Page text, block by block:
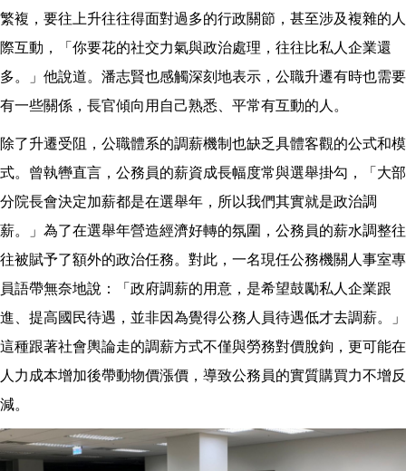
繁複，要往上升往往得面對過多的行政關節，甚至涉及複雜的人
際互動，「你要花的社交力氣與政治處理，往往比私人企業還
多。」他說道。潘志賢也感觸深刻地表示，公職升遷有時也需要
有一些關係，長官傾向用自己熟悉、平常有互動的人。
除了升遷受阻，公職體系的調薪機制也缺乏具體客觀的公式和模
式。曾執轡直言，公務員的薪資成長幅度常與選舉掛勾，「大部
分院長會決定加薪都是在選舉年，所以我們其實就是政治調
薪。」為了在選舉年營造經濟好轉的氛圍，公務員的薪水調整往
往被賦予了額外的政治任務。對此，一名現任公務機關人事室專
員語帶無奈地說：「政府調薪的用意，是希望鼓勵私人企業跟
進、提高國民待遇，並非因為覺得公務人員待遇低才去調薪。」
這種跟著社會輿論走的調薪方式不僅與勞務對價脫鉤，更可能在
人力成本增加後帶動物價漲價，導致公務員的實質購買力不增反
減。